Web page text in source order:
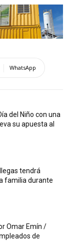
WhatsApp
del Niño con una
su apuesta al
tendrá
familia durante
Omar Emín /
de